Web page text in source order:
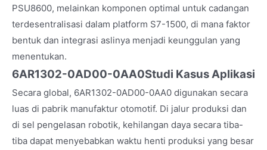
PSU8600, melainkan komponen optimal untuk cadangan
terdesentralisasi dalam platform S7-1500, di mana faktor
bentuk dan integrasi aslinya menjadi keunggulan yang
menentukan.
6AR1302-0AD00-0AA0Studi Kasus Aplikasi
Secara global, 6AR1302-0AD00-0AA0 digunakan secara
luas di pabrik manufaktur otomotif. Di jalur produksi dan
di sel pengelasan robotik, kehilangan daya secara tiba-
tiba dapat menyebabkan waktu henti produksi yang besar